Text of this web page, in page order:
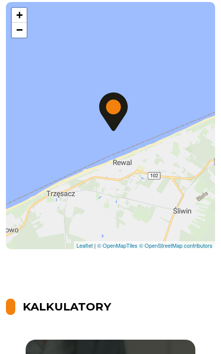
+
−
Leaflet | © OpenMapTiles © OpenStreetMap contributors
KALKULATORY